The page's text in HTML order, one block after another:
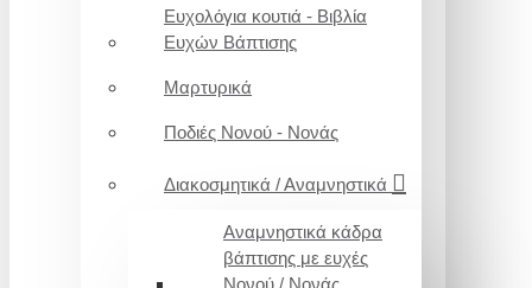
Ευχολόγια κουτιά - Βιβλία
Ευχών Βάπτισης
Μαρτυρικά
Ποδιές Νονού - Νονάς
Διακοσμητικά / Αναμνηστικά
Αναμνηστικά κάδρα
βάπτισης με ευχές
Νονού / Νονάς